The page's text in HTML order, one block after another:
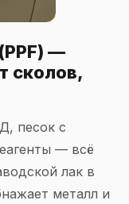
—
сколов,
песок с
— всё
лак в
металл и